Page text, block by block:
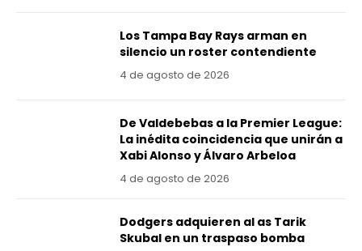
Los Tampa Bay Rays arman en
silencio un roster contendiente
4 de agosto de 2026
De Valdebebas a la Premier League:
La inédita coincidencia que unirán a
Xabi Alonso y Álvaro Arbeloa
4 de agosto de 2026
Dodgers adquieren al as Tarik
Skubal en un traspaso bomba